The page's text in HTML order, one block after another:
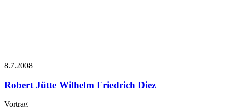
8.7.2008
Robert Jütte Wilhelm Friedrich Diez
Vortrag